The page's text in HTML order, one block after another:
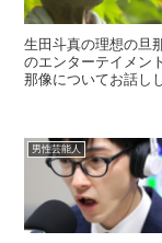
生田斗真の理想の旦
のエンターテイメン
那像についてお話し
男性芸能人